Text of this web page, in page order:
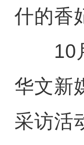
什的香
10月
华文新
采访活